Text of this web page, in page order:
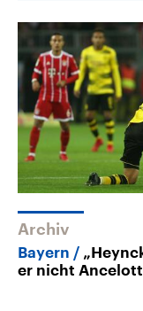
Archiv
Bayern
er nicht